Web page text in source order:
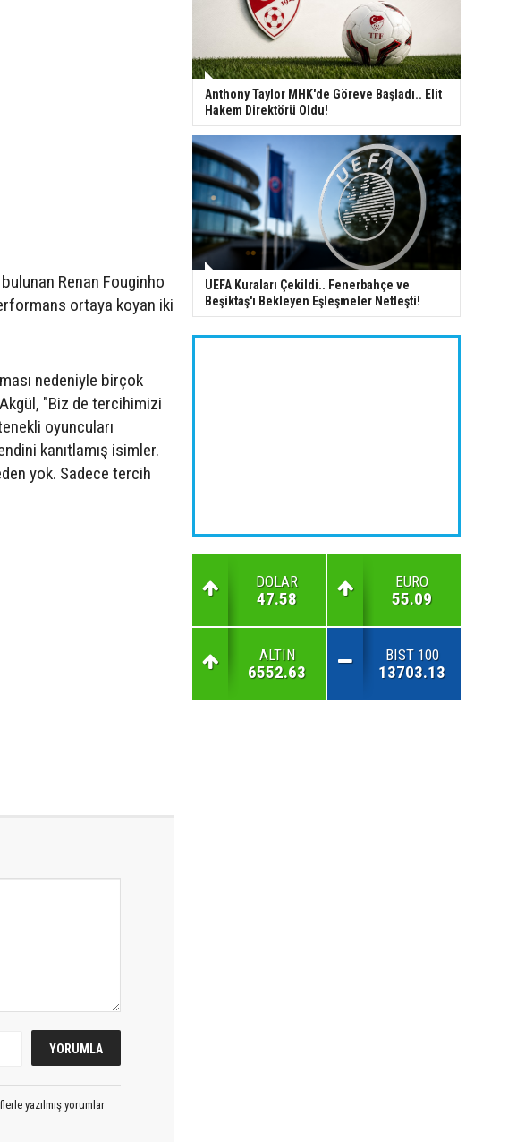
Renan Fouginho
ortaya koyan iki
nedeniyle birçok
"Biz de tercihimizi
oyuncuları
kanıtlamış isimler.
yok. Sadece tercih
yazılmış yorumlar
Anthony Taylor MHK'de Göreve Başladı.. Elit
Hakem Direktörü Oldu!
UEFA Kuraları Çekildi.. Fenerbahçe ve
Beşiktaş'ı Bekleyen Eşleşmeler Netleşti!
DOLAR
47.58
EURO
55.09
ALTIN
6552.63
BIST 100
13703.13